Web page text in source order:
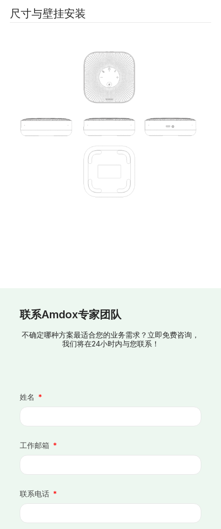
尺寸与壁挂安装
联系Amdox专家团队
不确定哪种方案最适合您的业务需求？立即免费咨询，
我们将在24小时内与您联系！
姓名
工作邮箱
联系电话